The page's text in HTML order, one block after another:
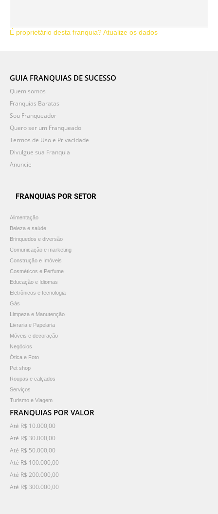
É proprietário desta franquia? Atualize os dados
GUIA FRANQUIAS DE SUCESSO
Quem somos
Franquias Baratas
Sou Franqueador
Quero ser um Franqueado
Termos de Uso e Privacidade
Divulgue sua Franquia
Anuncie
FRANQUIAS POR SETOR
Alimentação
Beleza e saúde
Brinquedos e diversão
Comunicação e marketing
Construção e Imóveis
Cosméticos e Perfume
Educação e Idiomas
Eletrônicos e tecnologia
Gás
Limpeza e Manutenção
Livraria e Papelaria
Móveis e decoração
Negócios
Ótica e Foto
Pet shop
Roupas e calçados
Serviços
Turismo e Viagem
FRANQUIAS POR VALOR
Até R$ 10.000,00
Até R$ 30.000,00
Até R$ 50.000,00
Até R$ 100.000,00
Até R$ 200.000,00
Até R$ 300.000,00